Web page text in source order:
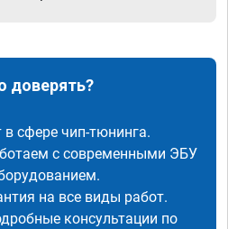
доверять?
сфере чип-тюнинга.
с современными ЭБУ
на все виды работ.
консультации по